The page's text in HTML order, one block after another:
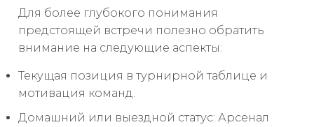
Для более глубокого понимания
предстоящей встречи полезно обратить
внимание на следующие аспекты:
Текущая позиция в турнирной таблице и
мотивация команд.
Домашний или выездной статус: Арсенал